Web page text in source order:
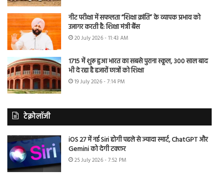
नीट परीक्षा में सफलता “शिक्षा क्रांति” के व्यापक प्रभाव को
उजागर करती है: शिक्षा मंत्री बैंस
20 July 2026 - 11:43 AM
1715 में शुरू हुआ भारत का सबसे पुराना स्कूल, 300 साल बाद
भी दे रहा है हजारों छात्रों को शिक्षा
19 July 2026 - 7:14 PM
टेक्नोलॉजी
iOS 27 में नई Siri होगी पहले से ज्यादा स्मार्ट, ChatGPT और
Gemini को देगी टक्कर
25 July 2026 - 7:52 PM